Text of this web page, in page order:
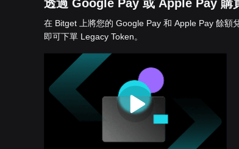
透過 Google Pay 或 Apple Pay 購
在 Bitget 上將您的 Google Pay 和 Apple Pay 餘額
即可下單 Legacy Token。